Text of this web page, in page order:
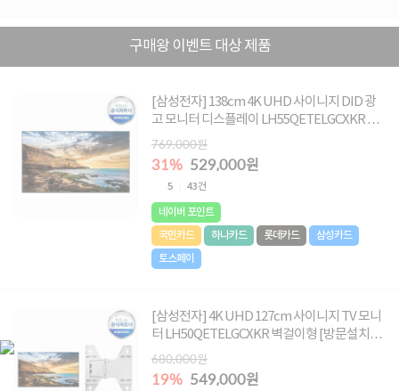
구매왕 이벤트 대상 제품
[삼성전자] 138cm 4K UHD 사이니지 DID 광
고 모니터 디스플레이 LH55QETELGCXKR 본
체
769,000원
31% 529,000원
5 43건
네이버 포인트
국민카드
하나카드 롯데카드
삼성카드
토스페이
[삼성전자] 4K UHD 127cm 사이니지 TV 모니
터 LH50QETELGCXKR 벽걸이형 [방문설치상
품]
680,000원
19% 549,000원